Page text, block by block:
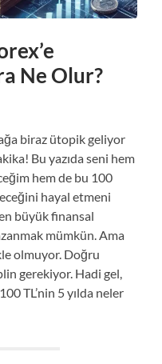
Ne Olur?
biraz ütopik geliyor
Bu yazıda seni hem
hem de bu 100
hayal etmeni
büyük finansal
mümkün. Ama
olmuyor. Doğru
gerekiyor. Hadi gel,
TL’nin 5 yılda neler